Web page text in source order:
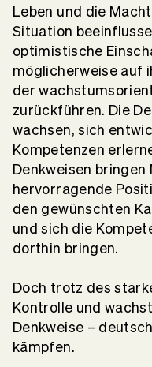
Leben und die
Situation
optimistische
möglicherweise auf
der
zurückführen. Die
wachsen, sich
Kompetenzen
Denkweisen bringen
hervorragende
den gewünschten
und sich die
dorthin bringen.
Doch trotz des
Kontrolle und
Denkweise –
kämpfen.